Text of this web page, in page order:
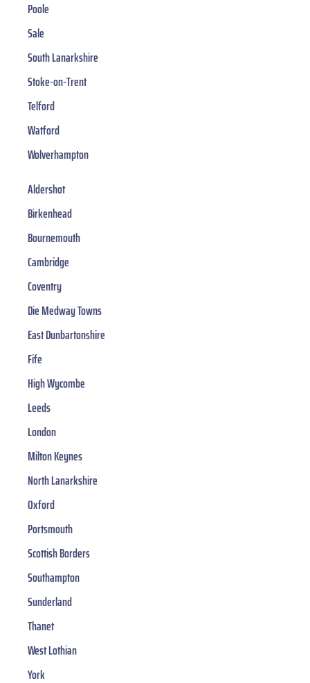
Poole
Sale
South Lanarkshire
Stoke-on-Trent
Telford
Watford
Wolverhampton
Aldershot
Birkenhead
Bournemouth
Cambridge
Coventry
Die Medway Towns
East Dunbartonshire
Fife
High Wycombe
Leeds
London
Milton Keynes
North Lanarkshire
Oxford
Portsmouth
Scottish Borders
Southampton
Sunderland
Thanet
West Lothian
York